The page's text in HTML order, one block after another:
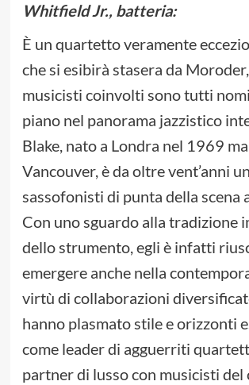
Whitfield Jr., batteria:
È un quartetto veramente
che si esibirà stasera da
musicisti coinvolti sono tutti
piano nel panorama jazzistico
Blake, nato a Londra nel 1969
Vancouver, è da oltre vent’anni
sassofonisti di punta della scena
Con uno sguardo alla tradizione
dello strumento, egli è infatti
emergere anche nella
virtù di collaborazioni
hanno plasmato stile e orizzonti
come leader di agguerriti
partner di lusso con musicisti del